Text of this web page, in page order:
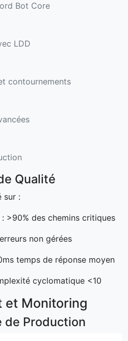
Bot Core
LDD
contournements
Qualité
sur :
: >90% des chemins critiques
non gérées
temps de réponse moyen
cyclomatique <10
et Monitoring
de Production